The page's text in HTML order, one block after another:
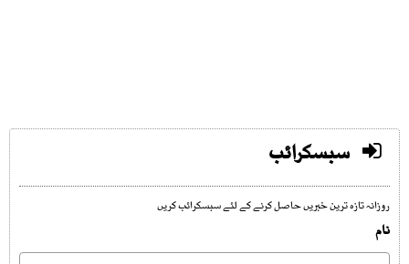
سبسکرائب
روزانہ تازہ ترین خبریں حاصل کرنے کے لئے سبسکرائب کریں
نام